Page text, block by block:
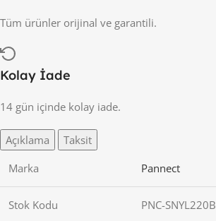
Tüm ürünler orijinal ve garantili.
Kolay İade
14 gün içinde kolay iade.
Açıklama
Taksit
Marka
Pannect
Stok Kodu PNC-SNYL220B